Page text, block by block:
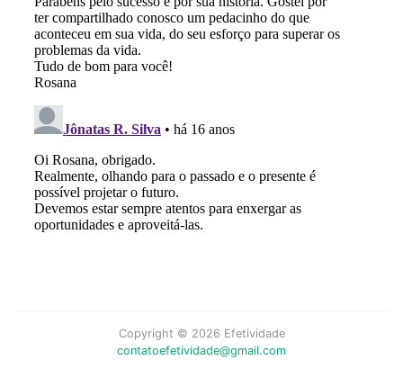
Copyright © 2026 Efetividade
contatoefetividade@gmail.com